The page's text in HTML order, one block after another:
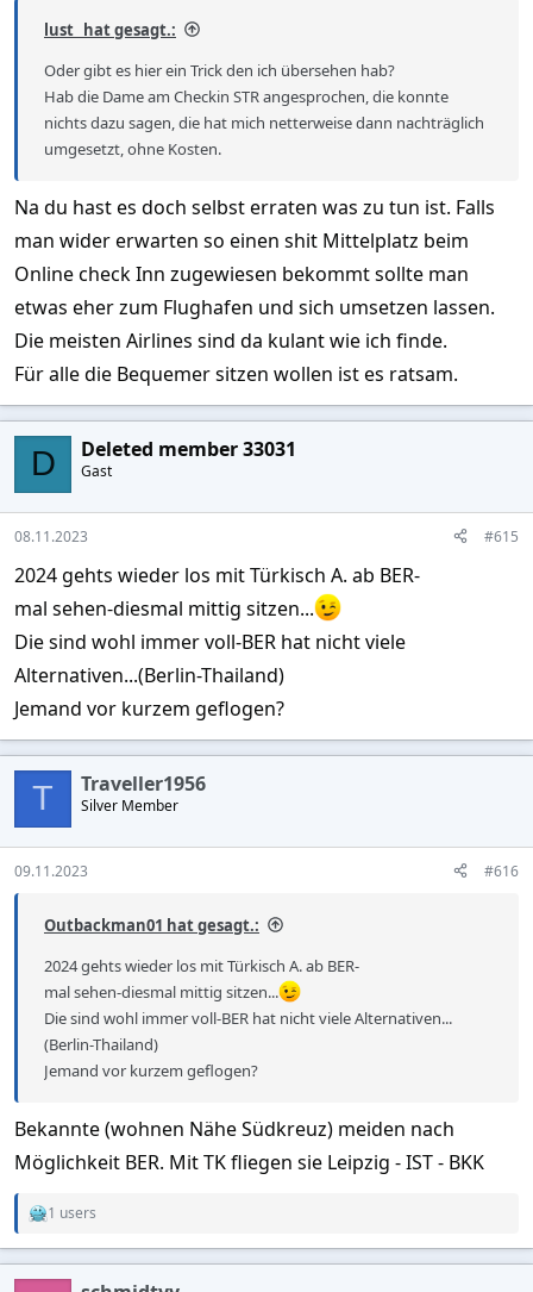
lust_ hat gesagt.:
Oder gibt es hier ein Trick den ich übersehen hab?
Hab die Dame am Checkin STR angesprochen, die konnte
nichts dazu sagen, die hat mich netterweise dann nachträglich
umgesetzt, ohne Kosten.
Na du hast es doch selbst erraten was zu tun ist. Falls
man wider erwarten so einen shit Mittelplatz beim
Online check Inn zugewiesen bekommt sollte man
etwas eher zum Flughafen und sich umsetzen lassen.
Die meisten Airlines sind da kulant wie ich finde.
Für alle die Bequemer sitzen wollen ist es ratsam.
D Deleted member 33031
Gast
08.11.2023 #615
2024 gehts wieder los mit Türkisch A. ab BER-
mal sehen-diesmal mittig sitzen...
Die sind wohl immer voll-BER hat nicht viele
Alternativen...(Berlin-Thailand)
Jemand vor kurzem geflogen?
T Traveller1956
Silver Member
09.11.2023 #616
Outbackman01 hat gesagt.:
2024 gehts wieder los mit Türkisch A. ab BER-
mal sehen-diesmal mittig sitzen...
Die sind wohl immer voll-BER hat nicht viele Alternativen...
(Berlin-Thailand)
Jemand vor kurzem geflogen?
Bekannte (wohnen Nähe Südkreuz) meiden nach
Möglichkeit BER. Mit TK fliegen sie Leipzig - IST - BKK
R
c
1 users